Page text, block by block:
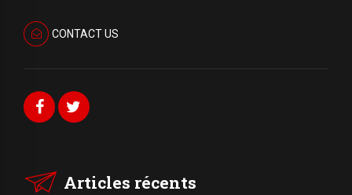
CONTACT US
Articles récents